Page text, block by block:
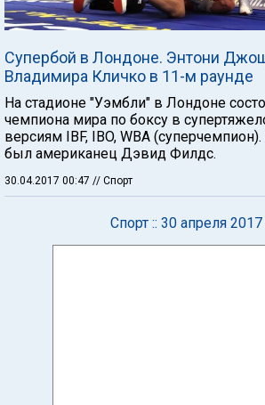
Супербой в Лондоне. Энтони
Владимира Кличко в 11-м раунде
На стадионе "Уэмбли" в Лондоне
чемпиона мира по боксу в
версиям IBF, IBO, WBA
был американец Дэвид Филдс.
30.04.2017 00:47 // Спорт
Спорт :: 30 апреля 2017